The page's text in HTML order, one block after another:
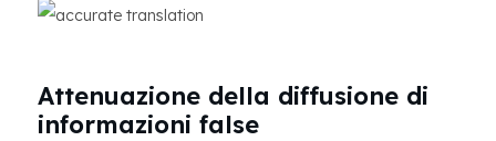
Attenuazione della diffusione di
informazioni false